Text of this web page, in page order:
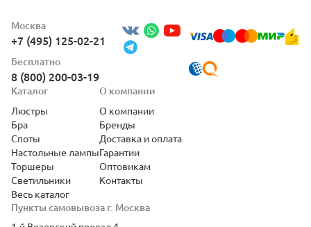
Москва
+7 (495) 125-02-21
Бесплатно
8 (800) 200-03-19
Пункты самовывоза г. Москва
Каталог
Люстры
Бра
Споты
Настольные лампы
Торшеры
Светильники
Весь каталог
О компании
О компании
Бренды
Доставка и оплата
Гарантии
Оптовикам
Контакты